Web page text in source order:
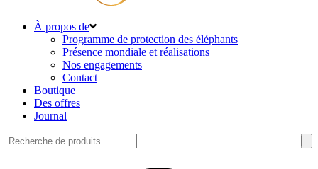
À propos de
Programme de protection des éléphants
Présence mondiale et réalisations
Nos engagements
Contact
Boutique
Des offres
Journal
Rechercher: